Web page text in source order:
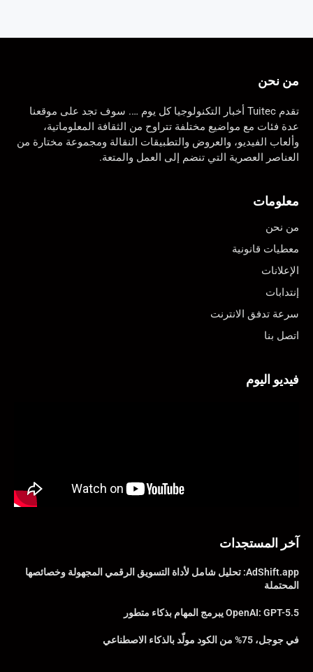
من نحن
تقدم Tuitec أخبار التكنولوجيا كل يوم …. سوف تجد على موقعنا
عدة فئات مع مواضيع مختلفة تتراوح من الثقافة المعلوماتية،
وألعاب الفيديو، والعروض والتطبيقات النقالة ومجموعة مختارة من
العناصر العصرية التي تنضم إلى العمل والمتعة.
معلومات
من نحن
معطيات قانونية
الإعلانات
إنتدابات
سرعة تدفق الانترنت
اتصل بنا
فيديو اليوم
آخر المستجدات
AdShift.app: تحليل شامل لأداة التسويق الرقمي المجهولة وخصائصها
المحتملة
OpenAI: GPT-5.5 يبرمج المهام بذكاء متطور
في جوجل، 75% من الكود مولّد بالذكاء الاصطناعي